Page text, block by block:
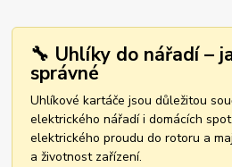
🔧 Uhlíky do nářadí –
správné
Uhlíkové kartáče jsou důležitou
elektrického nářadí i domácích
elektrického proudu do rotoru a
a životnost zařízení.